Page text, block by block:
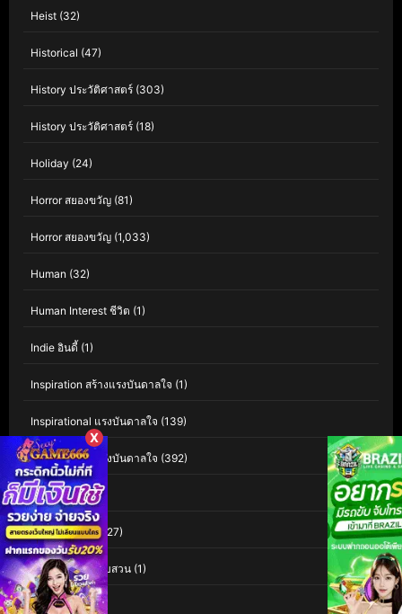
Heist (32)
Historical (47)
History ประวัติศาสตร์ (303)
History ประวัติศาสตร์ (18)
Holiday (24)
Horror สยองขวัญ (81)
Horror สยองขวัญ (1,033)
Human (32)
Human Interest ชีวิต (1)
Indie อินดี้ (1)
Inspiration สร้างแรงบันดาลใจ (1)
Inspirational แรงบันดาลใจ (139)
Inspirational แรงบันดาลใจ (392)
Interest(3)
Investigation(127)
Investigation สืบสวน (1)
iQIYI(60)
X